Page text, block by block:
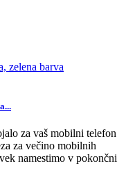
za vaš mobilni telefon
za večino mobilnih
namestimo v pokončni